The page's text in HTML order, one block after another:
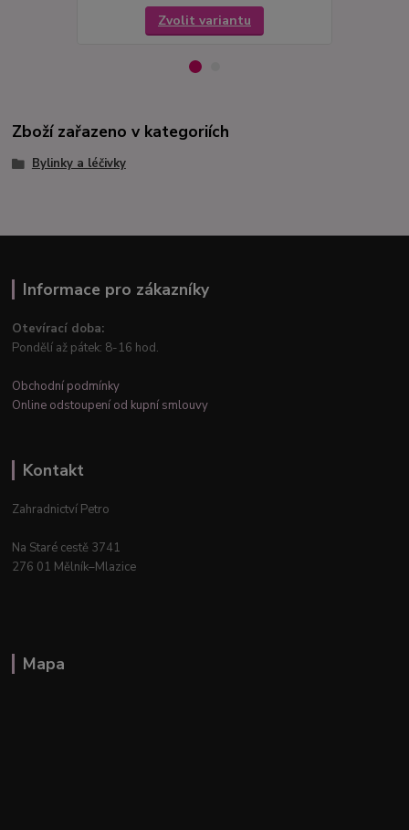
Zvolit variantu
Zboží zařazeno v kategoriích
Bylinky a léčivky
Informace pro zákazníky
Otevírací doba:
Pondělí až pátek: 8-16 hod.
Obchodní podmínky
Online odstoupení od kupní smlouvy
Kontakt
Zahradnictví Petro
Na Staré cestě 3741
276 01 Mělník–Mlazice
Mapa